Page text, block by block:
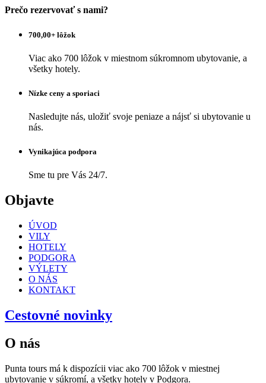
Prečo rezervovať s nami?
700,00+ lôžok
Viac ako 700 lôžok v miestnom súkromnom ubytovanie, a
všetky hotely.
Nízke ceny a sporiaci
Nasledujte nás, uložiť svoje peniaze a nájsť si ubytovanie u
nás.
Vynikajúca podpora
Sme tu pre Vás 24/7.
Objavte
ÚVOD
VILY
HOTELY
PODGORA
VÝLETY
O NÁS
KONTAKT
Cestovné novinky
O nás
Punta tours má k dispozícii viac ako 700 lôžok v miestnej
ubytovanie v súkromí, a všetky hotely v Podgora.